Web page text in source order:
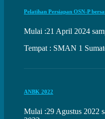
Pelatihan Persiapan OSN-P
Mulai :21 April 2024
Tempat : SMAN 1
ANBK 2022
Mulai :29 Agustus 2022